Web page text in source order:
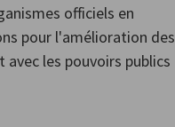
officiels en
pour l'amélioration des
les pouvoirs publics